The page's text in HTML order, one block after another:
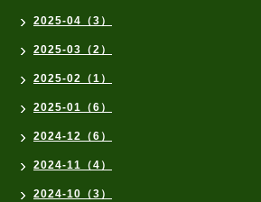
2025-04（3）
2025-03（2）
2025-02（1）
2025-01（6）
2024-12（6）
2024-11（4）
2024-10（3）